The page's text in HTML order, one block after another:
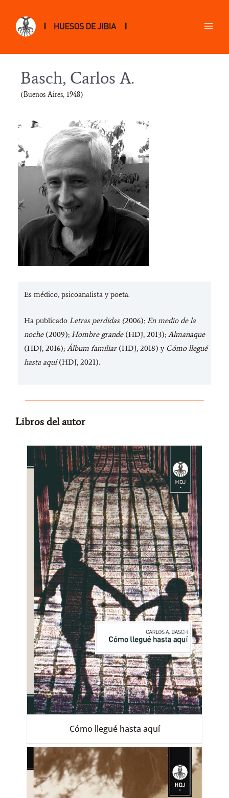
Basch, Carlos A.
(Buenos Aires, 1948)
Es médico, psicoanalista y poeta.
Ha publicado Letras perdidas (2006); En medio de la
noche (2009); Hombre grande (HDJ, 2013); Almanaque
(HDJ, 2016); Álbum familiar (HDJ, 2018) y Cómo llegué
hasta aquí(HDJ, 2021).
Libros del autor
Cómo llegué hasta aquí